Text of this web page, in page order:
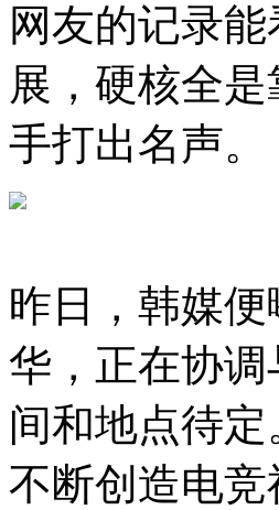
网友的记录
展，硬核全
手打出名声。
昨日，韩媒
华，正在协调
间和地点待
不断创造电